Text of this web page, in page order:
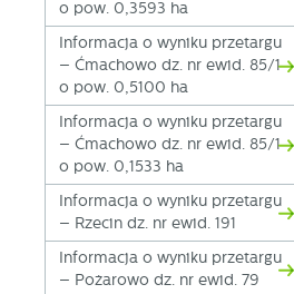
o pow. 0,3593 ha
Informacja o wyniku przetargu
– Ćmachowo dz. nr ewid. 85/1
o pow. 0,5100 ha
Informacja o wyniku przetargu
– Ćmachowo dz. nr ewid. 85/1
o pow. 0,1533 ha
Informacja o wyniku przetargu
– Rzecin dz. nr ewid. 191
Informacja o wyniku przetargu
– Pożarowo dz. nr ewid. 79